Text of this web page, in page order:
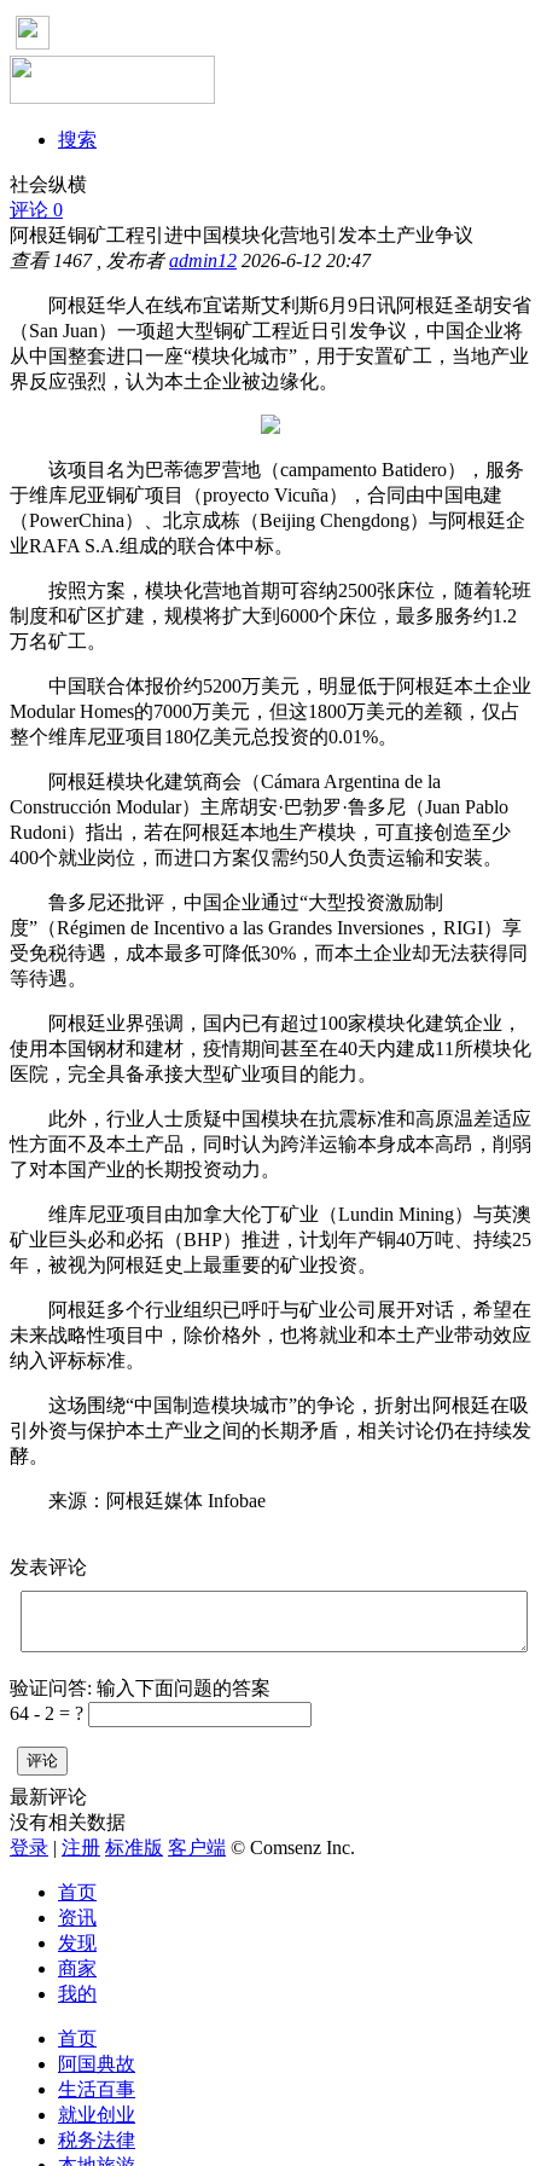
搜索
社会纵横
评论 0
阿根廷铜矿工程引进中国模块化营地引发本土产业争议
查看 1467, 发布者admin12 2026-6-12 20:47
阿根廷华人在线布宜诺斯艾利斯6月9日讯阿根廷圣胡安省
（San Juan）一项超大型铜矿工程近日引发争议，中国企业将
从中国整套进口一座“模块化城市”，用于安置矿工，当地产业
界反应强烈，认为本土企业被边缘化。
该项目名为巴蒂德罗营地（campamento Batidero），服务
于维库尼亚铜矿项目（proyecto Vicuña），合同由中国电建
（PowerChina）、北京成栋（Beijing Chengdong）与阿根廷企
业RAFA S.A.组成的联合体中标。
按照方案，模块化营地首期可容纳2500张床位，随着轮班
制度和矿区扩建，规模将扩大到6000个床位，最多服务约1.2
万名矿工。
中国联合体报价约5200万美元，明显低于阿根廷本土企业
Modular Homes的7000万美元，但这1800万美元的差额，仅占
整个维库尼亚项目180亿美元总投资的0.01%。
阿根廷模块化建筑商会（Cámara Argentina de la
Construcción Modular）主席胡安·巴勃罗·鲁多尼（Juan Pablo
Rudoni）指出，若在阿根廷本地生产模块，可直接创造至少
400个就业岗位，而进口方案仅需约50人负责运输和安装。
鲁多尼还批评，中国企业通过“大型投资激励制
度”（Régimen de Incentivo a las Grandes Inversiones，RIGI）享
受免税待遇，成本最多可降低30%，而本土企业却无法获得同
等待遇。
阿根廷业界强调，国内已有超过100家模块化建筑企业，
使用本国钢材和建材，疫情期间甚至在40天内建成11所模块化
医院，完全具备承接大型矿业项目的能力。
此外，行业人士质疑中国模块在抗震标准和高原温差适应
性方面不及本土产品，同时认为跨洋运输本身成本高昂，削弱
了对本国产业的长期投资动力。
维库尼亚项目由加拿大伦丁矿业（Lundin Mining）与英澳
矿业巨头必和必拓（BHP）推进，计划年产铜40万吨、持续25
年，被视为阿根廷史上最重要的矿业投资。
阿根廷多个行业组织已呼吁与矿业公司展开对话，希望在
未来战略性项目中，除价格外，也将就业和本土产业带动效应
纳入评标标准。
这场围绕“中国制造模块城市”的争论，折射出阿根廷在吸
引外资与保护本土产业之间的长期矛盾，相关讨论仍在持续发
酵。
来源：阿根廷媒体 Infobae
发表评论
验证问答: 输入下面问题的答案
64 - 2 = ?
评论
最新评论
没有相关数据
登录 | 注册 标准版 客户端 © Comsenz Inc.
首页
资讯
发现
商家
我的
首页
阿国典故
生活百事
就业创业
税务法律